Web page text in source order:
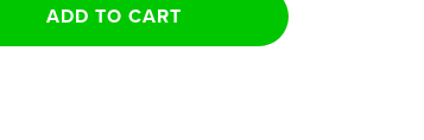
ADD TO CART